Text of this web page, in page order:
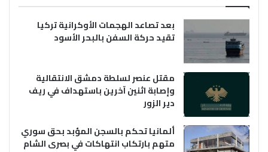
بعد تصاعد الهجمات الأوكرانية تركيا
تقيد حركة السفن بالبحر الأسود
مقتل عنصر لسلطة دمشق الانتقالية
وإصابة اثنين آخرين باستهداف في ريف
دير الزور
ألمانيا تحكم بالسجن المؤبد بحق سوري
متهم بارتكاب انتهاكات في بصرى الشام